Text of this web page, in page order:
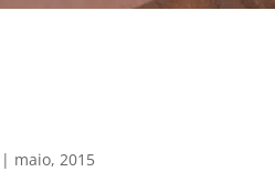
| maio, 2015